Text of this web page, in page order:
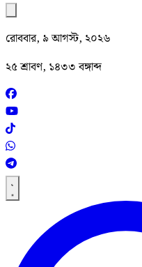
রোববার, ৯ আগস্ট, ২০২৬
২৫ শ্রাবণ, ১৪৩৩ বঙ্গাব্দ